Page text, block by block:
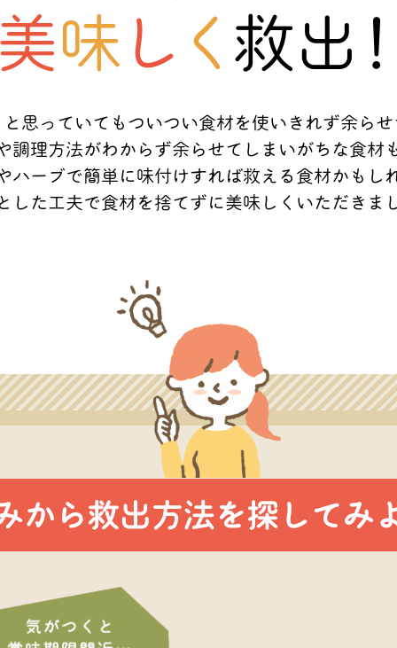
味 し く 救出
思っていてもついつい食材を使いきれず余ら
調理方法がわからず余らせてしまいがちな食材
ハーブで簡単に味付けすれば救える食材かもし
した工夫で食材を捨てずに 美味しくいただきま
から救出方法を探してみ